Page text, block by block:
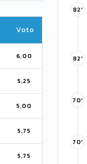
Voto
6,00
5,25
5,00
5,75
5,75
82'
82'
70'
70'